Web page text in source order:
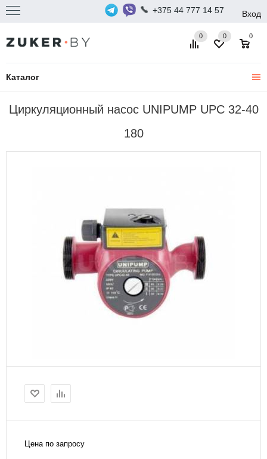
+375 44 777 14 57 Вход
Каталог
0 0
0
Циркуляционный насос UNIPUMP UPС 32-40
180
Цена по запросу